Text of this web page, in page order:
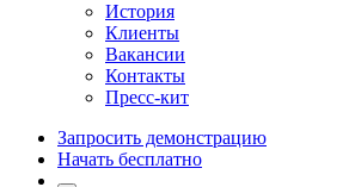
История
Клиенты
Вакансии
Контакты
Пресс-кит
Запросить демонстрацию
Начать бесплатно